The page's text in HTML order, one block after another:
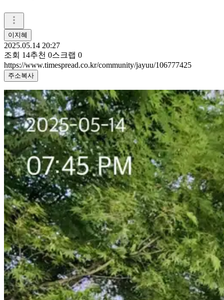
이지혜
2025.05.14 20:27
조회 14추천 0스크랩 0
https://www.timespread.co.kr/community/jayuu/106777425
주소복사